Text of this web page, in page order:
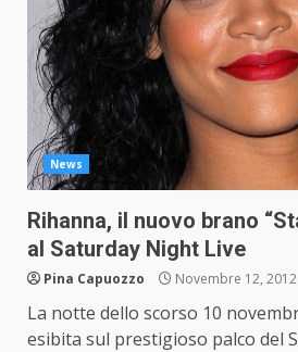
News
Rihanna, il nuovo brano
al Saturday Night Live
Pina Capuozzo Novembre 12, 2012
La notte dello scorso 10
esibita sul prestigioso palco del